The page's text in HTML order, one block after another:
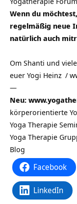
Wenn du
regelmäßig neue
natürlich auch
Om Shanti und
euer Yogi Heinz /
—
Neu:
körperorientierte
Yoga Therapie
Yoga Therapie
Blog
Facebook
LinkedIn